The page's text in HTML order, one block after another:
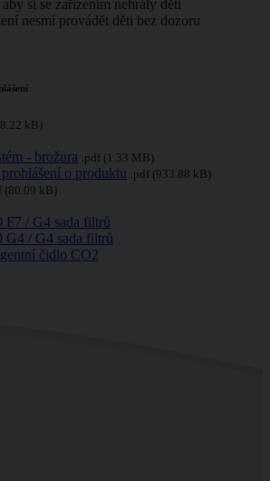
si se zařízením nehrály děti
nesmí provádět děti bez dozoru
kB)
- brožura .pdf (1.33 MB)
o produktu .pdf (933.88 kB)
(80.09 kB)
/ G4 sada filtrů
/ G4 sada filtrů
čidlo CO2